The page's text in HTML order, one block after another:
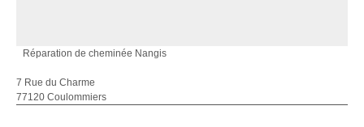
Réparation de cheminée Nangis
7 Rue du Charme
77120 Coulommiers